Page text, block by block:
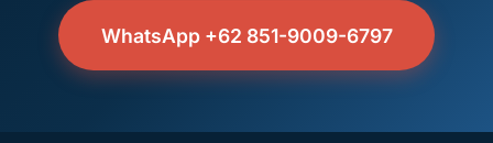
WhatsApp +62 851-9009-6797